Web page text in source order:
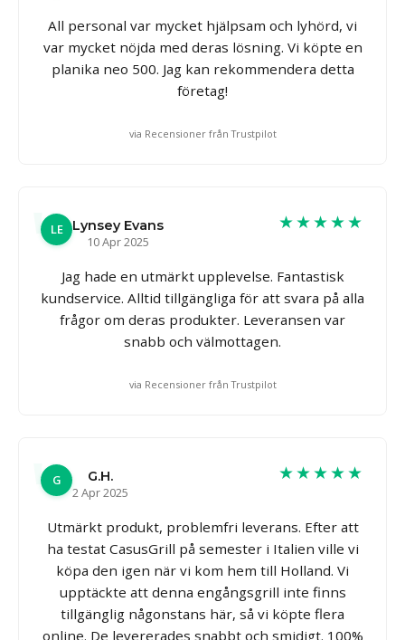
All personal var mycket hjälpsam och lyhörd, vi
var mycket nöjda med deras lösning. Vi köpte en
planika neo 500. Jag kan rekommendera detta
företag!
via Recensioner från Trustpilot
LE
Lynsey Evans
10 Apr 2025
★★★★★
Jag hade en utmärkt upplevelse. Fantastisk
kundservice. Alltid tillgängliga för att svara på alla
frågor om deras produkter. Leveransen var
snabb och välmottagen.
via Recensioner från Trustpilot
G
G.H.
2 Apr 2025
★★★★★
Utmärkt produkt, problemfri leverans. Efter att
ha testat CasusGrill på semester i Italien ville vi
köpa den igen när vi kom hem till Holland. Vi
upptäckte att denna engångsgrill inte finns
tillgänglig någonstans här, så vi köpte flera
online. De levererades snabbt och smidigt. 100%